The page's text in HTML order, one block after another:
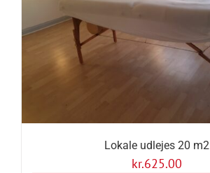
Lokale udlejes 20 m2
kr.625.00